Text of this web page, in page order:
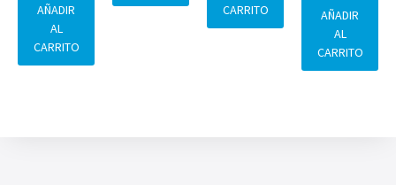
AÑADIR
AL
CARRITO
CARRITO
AÑADIR
AL
CARRITO